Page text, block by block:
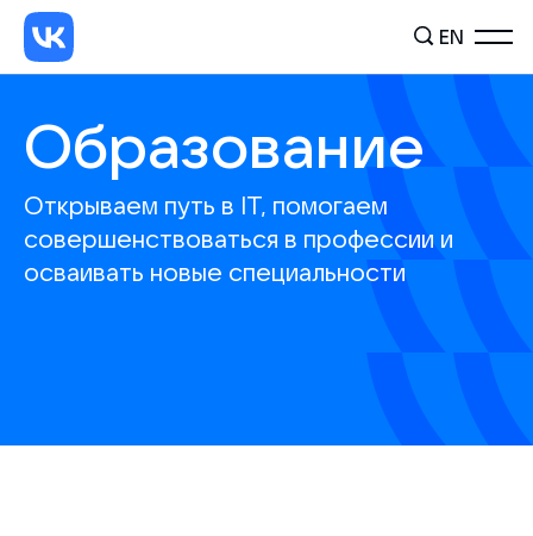
EN
Образование
Открываем путь в IT, помогаем
совершенствоваться в профессии и
осваивать новые специальности